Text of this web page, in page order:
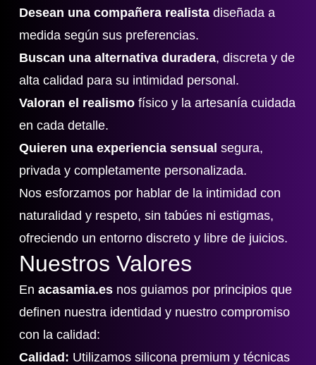
Desean una compañera realistadiseñada a
medida según sus preferencias.
Buscan una alternativa duradera, discreta y de
alta calidad para su intimidad personal.
Valoran el realismofísico y la artesanía cuidada
en cada detalle.
Quieren una experiencia sensual segura,
privada y completamente personalizada.
Nos esforzamos por hablar de la intimidad con
naturalidad y respeto, sin tabúes ni estigmas,
ofreciendo un entorno discreto y libre de juicios.
Nuestros Valores
En acasamia.esnos guiamos por principios que
definen nuestra identidad y nuestro compromiso
con la calidad:
Calidad: Utilizamos silicona premium y técnicas